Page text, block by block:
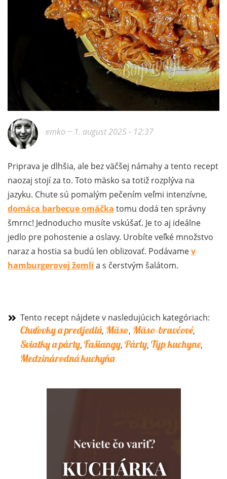
emko ~ 1. august 2025 - 12:37
Priprava je dlhšia, ale bez väčšej námahy a tento recept
naozaj stojí za to. Toto mäsko sa totiž rozplýva na
jazyku. Chute sú pomalým pečením veľmi intenzívne,
domáca barbecue omáčka tomu dodá ten správny
šmrnc! Jednoducho musíte vskúšať. Je to aj ideálne
jedlo pre pohostenie a oslavy. Urobíte veľké množstvo
naraz a hostia sa budú len oblizovať. Podávamev
hamburgerovej žemli a s čerstvým šalátom.
Tento recept nájdete v nasledujúcich kategóriach:
Chuťovky a predjedlá, Mäso, Mäso-bravčové,
Sviatky a párty, Fašiangy, Párty, Typ kuchyne,
Medzinárodná kuchyňa